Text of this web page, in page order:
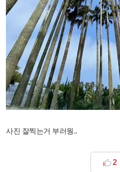
사진 잘찍는거 부러웡..
2